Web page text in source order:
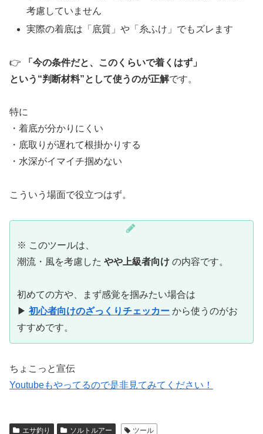
考慮していません
実際の着底は「底質」や「糸ふけ」でもズレます
👉
「今の条件だと、このくらいで着くはず」
という“判断材料”として使うのが正解です。
特に
・着底が分かりにくい
・底取りが遅れて根掛かりする
・水深がイマイチ掴めない
こういう場面で役立つはず。
※ このツールは、
潮流・風を考慮した やや上級者向け の内容です。
初めての方や、まず感覚を掴みたい場合は
▶︎ 初心者向けのざっくりチェッカー から使うのがお
すすめです。
ちょこっと宣伝
Youtubeもやってるので是非見てみてください！
エサ釣り ソルトルアー ツール